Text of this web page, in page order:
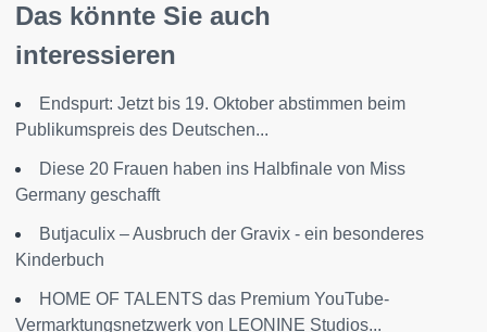
Das könnte Sie auch
interessieren
Endspurt: Jetzt bis 19. Oktober abstimmen beim
Publikumspreis des Deutschen...
Diese 20 Frauen haben ins Halbfinale von Miss
Germany geschafft
Butjaculix – Ausbruch der Gravix - ein besonderes
Kinderbuch
HOME OF TALENTS das Premium YouTube-
Vermarktungsnetzwerk von LEONINE Studios...